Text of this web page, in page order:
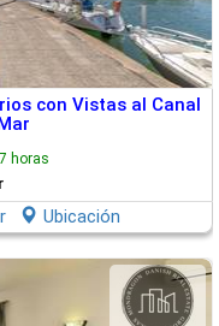
con Vistas al Canal
horas
Ubicación